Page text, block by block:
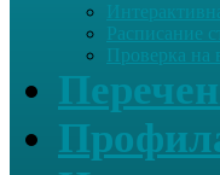
Расписание
Проверка на